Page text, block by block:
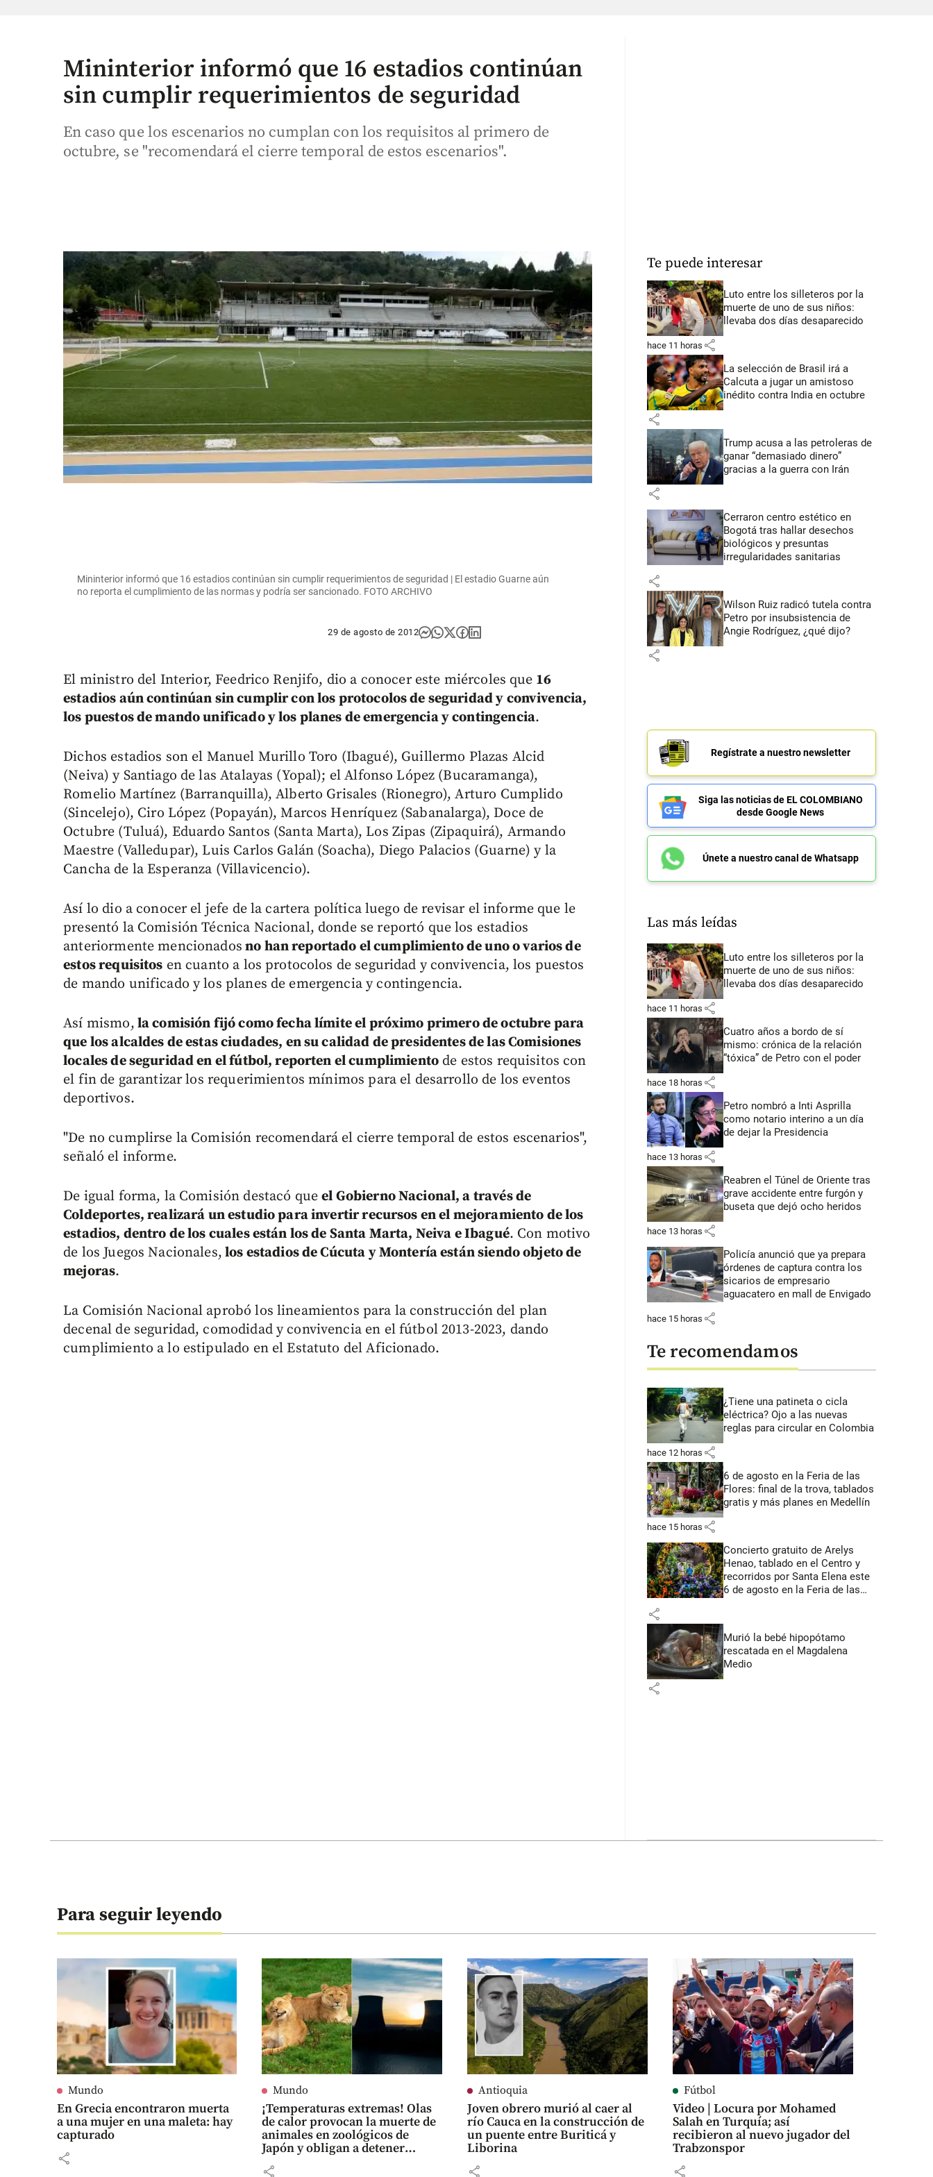
Mininterior informó que 16 estadios continúan
sin cumplir requerimientos de seguridad
En caso que los escenarios no cumplan con los requisitos al primero de
octubre, se "recomendará el cierre temporal de estos escenarios".
Mininterior informó que 16 estadios continúan sin cumplir requerimientos de seguridad | El estadio Guarne aún
no reporta el cumplimiento de las normas y podría ser sancionado. FOTO ARCHIVO
29 de agosto de 2012
El ministro del Interior, Feedrico Renjifo, dio a conocer este miércoles que 16
estadios aún continúan sin cumplir con los protocolos de seguridad y convivencia,
los puestos de mando unificado y los planes de emergencia y contingencia.
Dichos estadios son el Manuel Murillo Toro (Ibagué), Guillermo Plazas Alcid
(Neiva) y Santiago de las Atalayas (Yopal); el Alfonso López (Bucaramanga),
Romelio Martínez (Barranquilla), Alberto Grisales (Rionegro), Arturo Cumplido
(Sincelejo), Ciro López (Popayán), Marcos Henríquez (Sabanalarga), Doce de
Octubre (Tuluá), Eduardo Santos (Santa Marta), Los Zipas (Zipaquirá), Armando
Maestre (Valledupar), Luis Carlos Galán (Soacha), Diego Palacios (Guarne) y la
Cancha de la Esperanza (Villavicencio).
Así lo dio a conocer el jefe de la cartera política luego de revisar el informe que le
presentó la Comisión Técnica Nacional, donde se reportó que los estadios
anteriormente mencionados no han reportado el cumplimiento de uno o varios de
estos requisitos en cuanto a los protocolos de seguridad y convivencia, los puestos
de mando unificado y los planes de emergencia y contingencia.
Así mismo, la comisión fijó como fecha límite el próximo primero de octubre para
que los alcaldes de estas ciudades, en su calidad de presidentes de las Comisiones
locales de seguridad en el fútbol, reporten el cumplimiento de estos requisitos con
el fin de garantizar los requerimientos mínimos para el desarrollo de los eventos
deportivos.
"De no cumplirse la Comisión recomendará el cierre temporal de estos escenarios",
señaló el informe.
De igual forma, la Comisión destacó queel Gobierno Nacional, a través de
Coldeportes, realizará un estudio para invertir recursos en el mejoramiento de los
estadios, dentro de los cuales están los de Santa Marta, Neiva e Ibagué. Con motivo
de los Juegos Nacionales, los estadios de Cúcuta y Montería están siendo objeto de
mejoras.
La Comisión Nacional aprobó los lineamientos para la construcción del plan
decenal de seguridad, comodidad y convivencia en el fútbol 2013-2023, dando
cumplimiento a lo estipulado en el Estatuto del Aficionado.
Te puede interesar
Luto entre los silleteros por la
muerte de uno de sus niños:
llevaba dos días desaparecido
hace 11 horas share
La selección de Brasil irá a
Calcuta a jugar un amistoso
inédito contra India en octubre
share
Trump acusa a las petroleras de
ganar “demasiado dinero”
gracias a la guerra con Irán
share
Cerraron centro estético en
Bogotá tras hallar desechos
biológicos y presuntas
irregularidades sanitarias
share
Wilson Ruiz radicó tutela contra
Petro por insubsistencia de
Angie Rodríguez, ¿qué dijo?
share
Regístrate a nuestro newsletter
Siga las noticias de EL COLOMBIANO
desde Google News
Únete a nuestro canal de Whatsapp
Las más leídas
Luto entre los silleteros por la
muerte de uno de sus niños:
llevaba dos días desaparecido
hace 11 horas share
Cuatro años a bordo de sí
mismo: crónica de la relación
“tóxica” de Petro con el poder
hace 18 horas share
Petro nombró a Inti Asprilla
como notario interino a un día
de dejar la Presidencia
hace 13 horas share
Reabren el Túnel de Oriente tras
grave accidente entre furgón y
buseta que dejó ocho heridos
hace 13 horas share
Policía anunció que ya prepara
órdenes de captura contra los
sicarios de empresario
aguacatero en mall de Envigado
hace 15 horas share
Te recomendamos
¿Tiene una patineta o cicla
eléctrica? Ojo a las nuevas
reglas para circular en Colombia
hace 12 horas share
6 de agosto en la Feria de las
Flores: final de la trova, tablados
gratis y más planes en Medellín
hace 15 horas share
Concierto gratuito de Arelys
Henao, tablado en el Centro y
recorridos por Santa Elena este
6 de agosto en la Feria de las
share
Murió la bebé hipopótamo
rescatada en el Magdalena
Medio
share
Para seguir leyendo
Mundo
En Grecia encontraron muerta
a una mujer en una maleta: hay
capturado
share
Mundo
¡Temperaturas extremas! Olas
de calor provocan la muerte de
animales en zoológicos de
Japón y obligan a detener
reactores nucleares en Europa
share
Antioquia
Joven obrero murió al caer al
río Cauca en la construcción de
un puente entre Buriticá y
Liborina
share
Fútbol
Video | Locura por Mohamed
Salah en Turquía; así
recibieron al nuevo jugador del
Trabzonspor
share